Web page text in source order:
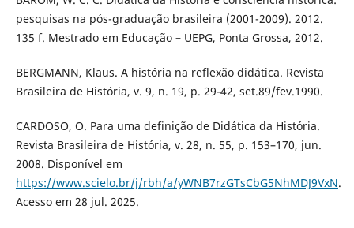
pesquisas na pós-graduação brasileira (2001-2009). 2012.
135 f. Mestrado em Educação – UEPG, Ponta Grossa, 2012.
BERGMANN, Klaus. A história na reflexão didática. Revista
Brasileira de História, v. 9, n. 19, p. 29-42, set.89/fev.1990.
CARDOSO, O. Para uma definição de Didática da História.
Revista Brasileira de História, v. 28, n. 55, p. 153–170, jun.
2008. Disponível em
https://www.scielo.br/j/rbh/a/yWNB7rzGTsCbG5NhMDJ9VxN.
Acesso em 28 jul. 2025.